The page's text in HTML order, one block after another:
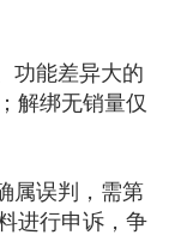
功能差异大的
解绑无销量仅
属误判，需第
进行申诉，争